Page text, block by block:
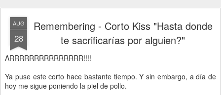
AUG
28
Remembering - Corto Kiss "Hasta donde
te sacrificarías por alguien?"
ARRRRRRRRRRRRRRR!!!!
Ya puse este corto hace bastante tiempo. Y sin embargo, a día de
hoy me sigue poniendo la piel de pollo.